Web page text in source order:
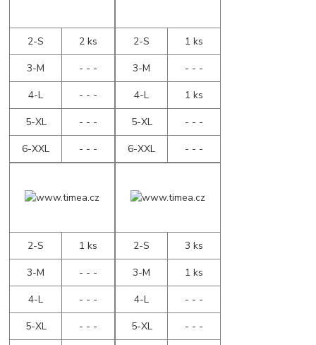
2-S
2 ks
3-M
- - -
4-L
- - -
5-XL
- - -
6-XXL
- - -
2-S
1 ks
3-M
- - -
4-L
1 ks
5-XL
- - -
6-XXL
- - -
2-S
1 ks
3-M
- - -
4-L
- - -
5-XL
- - -
2-S
3 ks
3-M
1 ks
4-L
- - -
5-XL
- - -